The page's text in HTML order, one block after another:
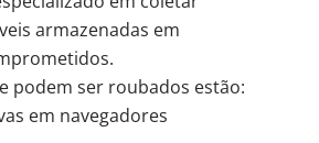
armazenadas em
podem ser roubados estão:
em navegadores